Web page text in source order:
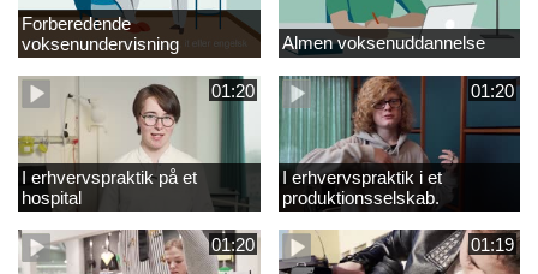
Forberedende
voksenundervisning
Almen voksenuddannelse
01:20
I erhvervspraktik på et
hospital
01:20
I erhvervspraktik i et
produktionsselskab.
01:20 01:19